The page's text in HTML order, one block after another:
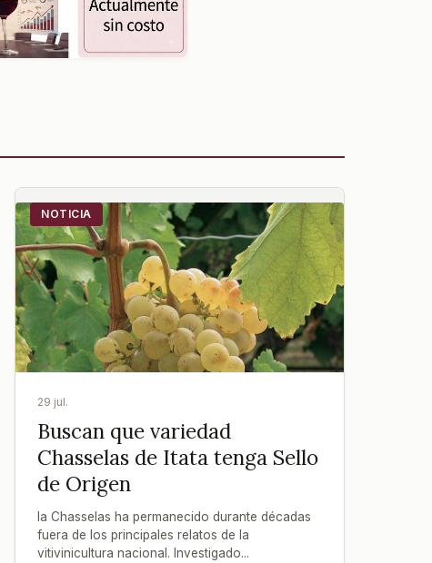
NOTICIA
29 jul.
Buscan que variedad
Chasselas de Itata tenga Sello
de Origen
la Chasselas ha permanecido durante décadas
fuera de los principales relatos de la
vitivinicultura nacional. Investigado...